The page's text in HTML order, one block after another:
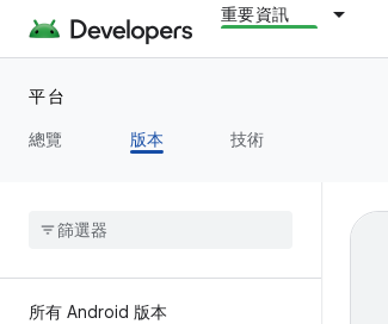
重要資訊
平台
總覽
版本 技術
所有 Android 版本